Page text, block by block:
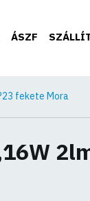
ÁSZF
fekete Mora